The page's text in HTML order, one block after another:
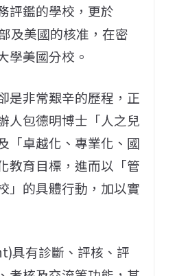
評鑑的學校，更於
及美國的核准，在密
學美國分校。
是非常艱辛的歷程，正
人包德明博士「人之兒
「卓越化、專業化、國
教育目標，進而以「管
」的具體行動，加以實
具有診斷、評核、評